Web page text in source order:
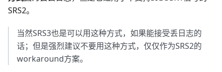
SRS2。
当然SRS3也是可以用这种方式，如果能接受丢日志的
话；但是强烈建议不要用这种方式，仅仅作为SRS2的
workaround方案。